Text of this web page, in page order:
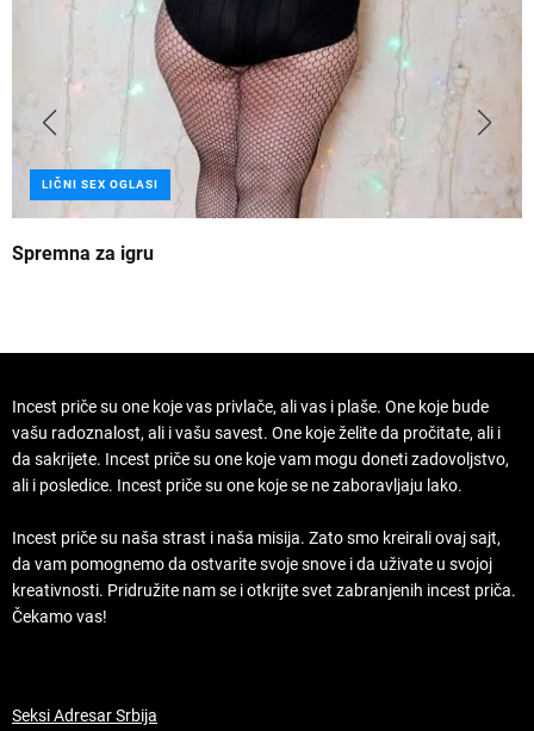
LIČNI SEX OGLASI
Spremna za igru
Incest priče su one koje vas privlače, ali vas i plaše. One koje bude
vašu radoznalost, ali i vašu savest. One koje želite da pročitate, ali i
da sakrijete. Incest priče su one koje vam mogu doneti zadovoljstvo,
ali i posledice. Incest priče su one koje se ne zaboravljaju lako.
Incest priče su naša strast i naša misija. Zato smo kreirali ovaj sajt,
da vam pomognemo da ostvarite svoje snove i da uživate u svojoj
kreativnosti. Pridružite nam se i otkrijte svet zabranjenih incest priča.
Čekamo vas!
Seksi Adresar Srbija